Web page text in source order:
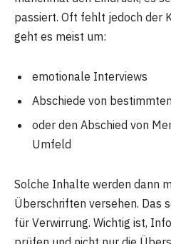
passiert. Oft fehlt jedoch der
geht es meist um:
emotionale Interviews
Abschiede von
oder den Abschied von
Umfeld
Solche Inhalte werden dann
Überschriften versehen. Das
für Verwirrung. Wichtig ist,